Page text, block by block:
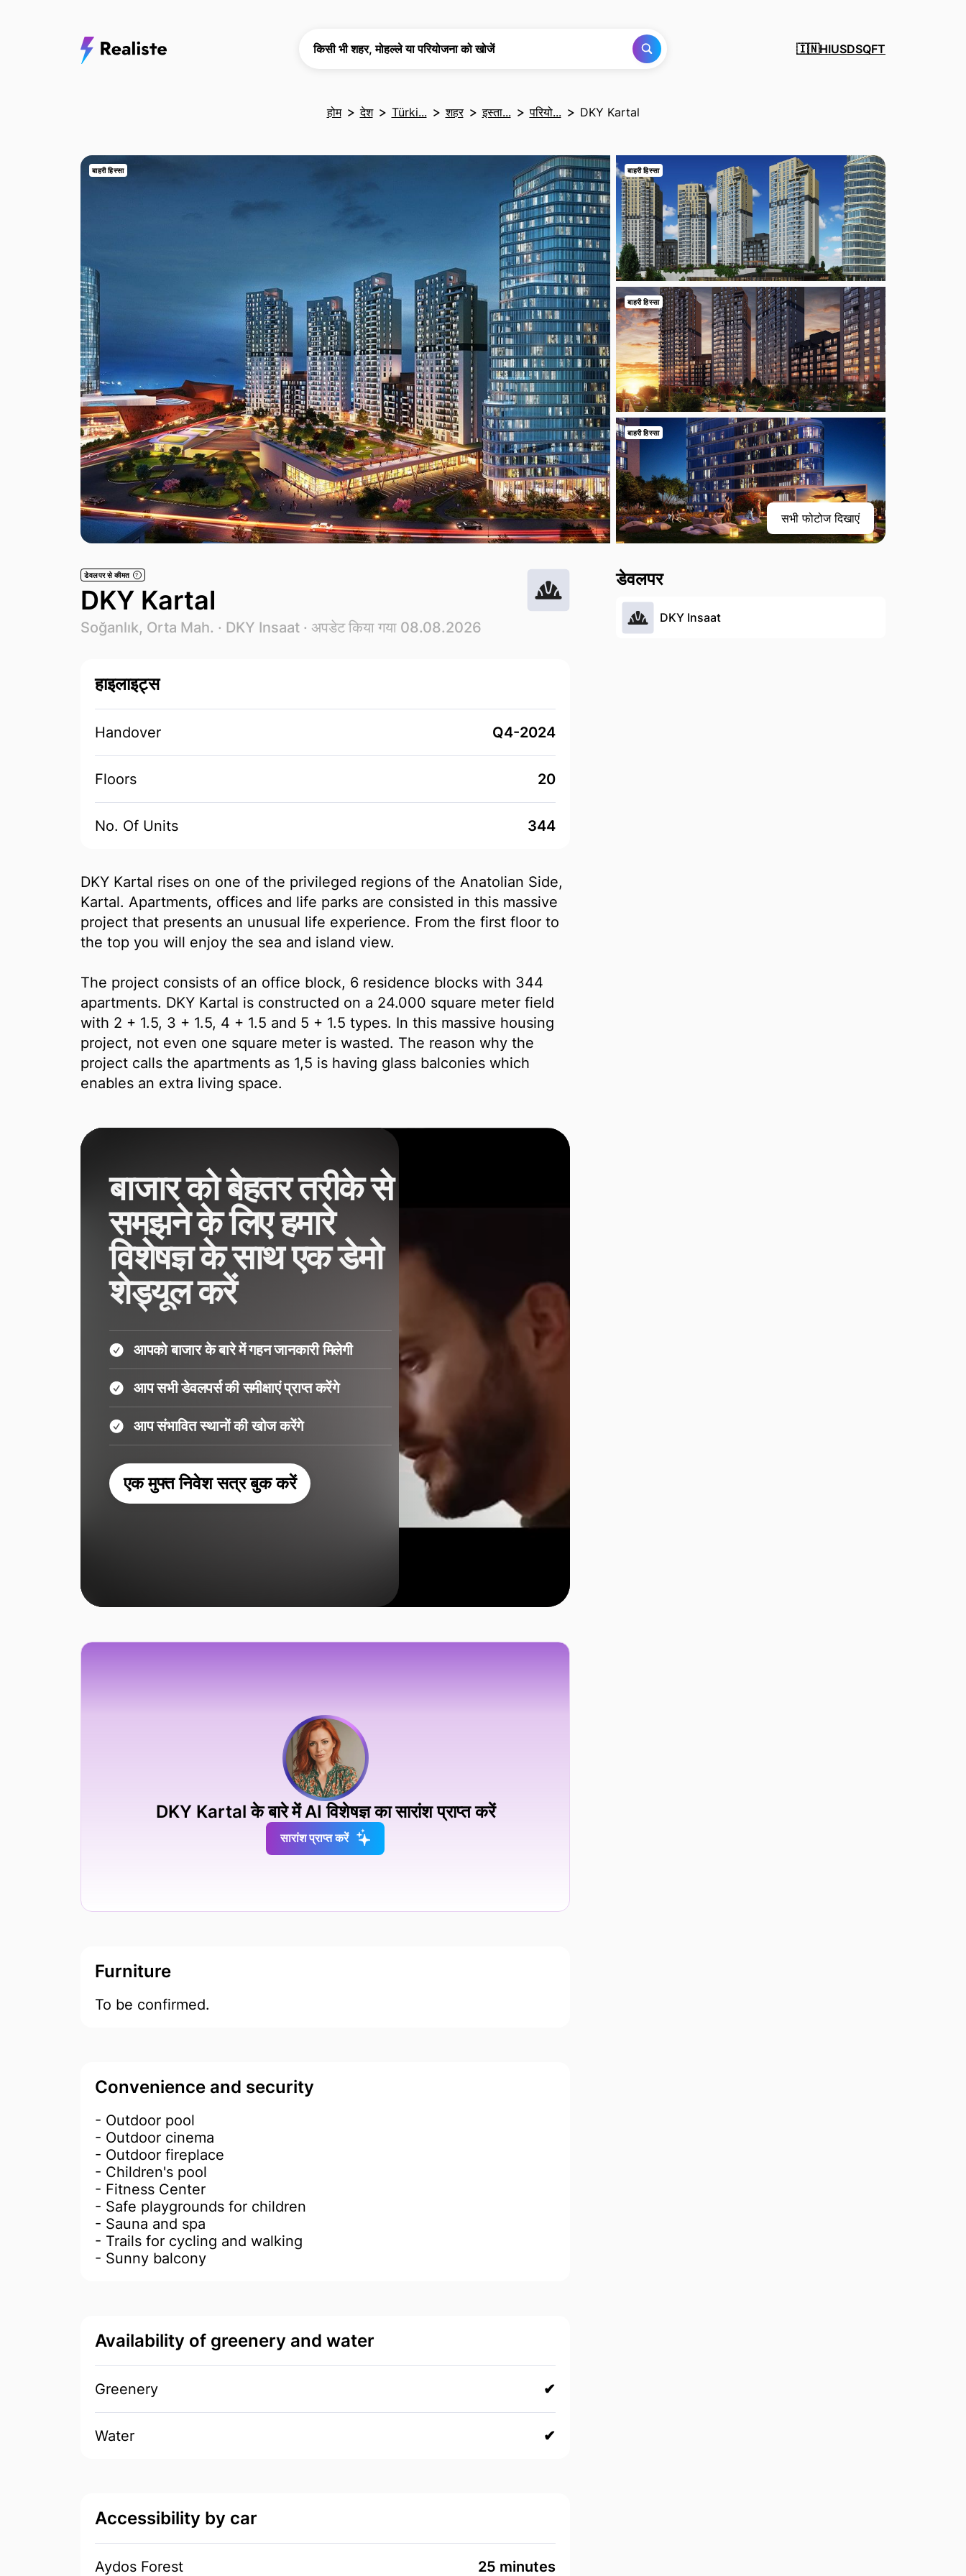
किसी भी शहर, मोहल्ले या परियोजना को खोजें
🇮🇳HIUSDSQFT
होम देश Türki... शहर इस्ता... परियो... DKY Kartal
बाहरी हिस्सा बाहरी हिस्सा
बाहरी हिस्सा
बाहरी हिस्सा
सभी फोटोज दिखाएं
डेवलपर से कीमत ?
DKY Kartal
Soğanlık, Orta Mah. · DKY Insaat · अपडेट किया गया 08.08.2026
हाइलाइट्स
Handover Q4-2024
Floors 20
No. Of Units 344
DKY Kartal rises on one of the privileged regions of the Anatolian Side,
Kartal. Apartments, offices and life parks are consisted in this massive
project that presents an unusual life experience. From the first floor to
the top you will enjoy the sea and island view.
The project consists of an office block, 6 residence blocks with 344
apartments. DKY Kartal is constructed on a 24.000 square meter field
with 2 + 1.5, 3 + 1.5, 4 + 1.5 and 5 + 1.5 types. In this massive housing
project, not even one square meter is wasted. The reason why the
project calls the apartments as 1,5 is having glass balconies which
enables an extra living space.
बाजार को बेहतर तरीके से
समझने के लिए हमारे
विशेषज्ञ के साथ एक डेमो
शेड्यूल करें
आपको बाजार के बारे में गहन जानकारी मिलेगी
आप सभी डेवलपर्स की समीक्षाएं प्राप्त करेंगे
आप संभावित स्थानों की खोज करेंगे
एक मुफ्त निवेश सत्र बुक करें
DKY Kartal के बारे में AI विशेषज्ञ का सारांश प्राप्त करें
सारांश प्राप्त करें
Furniture
To be confirmed.
Convenience and security
- Outdoor pool
- Outdoor cinema
- Outdoor fireplace
- Children's pool
- Fitness Center
- Safe playgrounds for children
- Sauna and spa
- Trails for cycling and walking
- Sunny balcony
Availability of greenery and water
Greenery ✔
Water ✔
Accessibility by car
Aydos Forest 25 minutes
डेवलपर
DKY Insaat